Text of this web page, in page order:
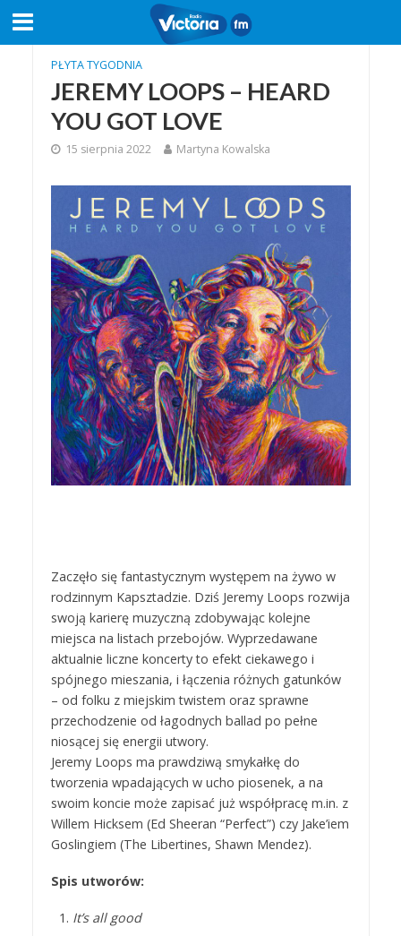
PŁYTA TYGODNIA
JEREMY LOOPS – HEARD
YOU GOT LOVE
15 sierpnia 2022 Martyna Kowalska
Zaczęło się fantastycznym występem na żywo w
rodzinnym Kapsztadzie. Dziś Jeremy Loops rozwija
swoją karierę muzyczną zdobywając kolejne
miejsca na listach przebojów. Wyprzedawane
aktualnie liczne koncerty to efekt ciekawego i
spójnego mieszania, i łączenia różnych gatunków
– od folku z miejskim twistem oraz sprawne
przechodzenie od łagodnych ballad po pełne
niosącej się energii utwory.
Jeremy Loops ma prawdziwą smykałkę do
tworzenia wpadających w ucho piosenek, a na
swoim koncie może zapisać już współpracę m.in. z
Willem Hicksem (Ed Sheeran “Perfect”) czy Jake’iem
Goslingiem (The Libertines, Shawn Mendez).
Spis utworów:
It’s all good